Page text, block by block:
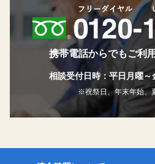
携帯電話からでもご利
相談受付日時：平日月曜
※祝祭日、年末年始、